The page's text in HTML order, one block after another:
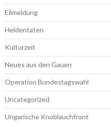
Eilmeldung
Heldentaten
Kulturzeit
Neues aus den Gauen
Operation Bundestagswahl
Uncategorized
Ungarische Knoblauchfront